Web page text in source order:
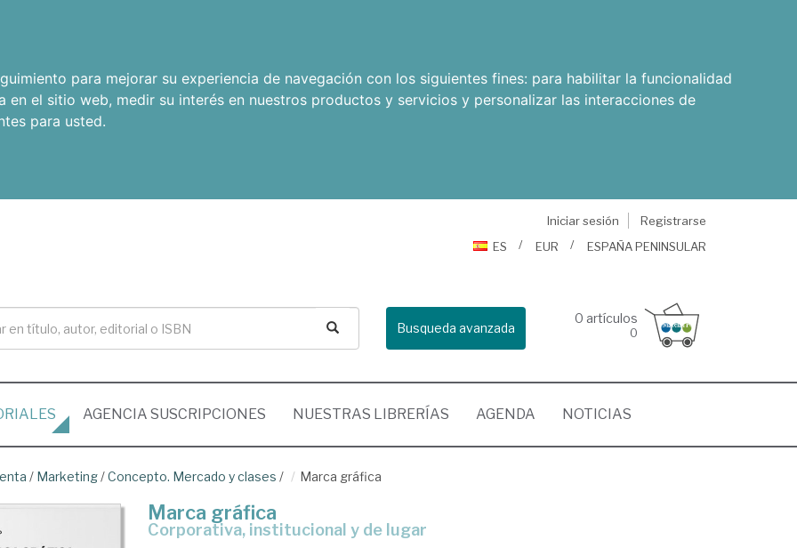
para mejorar su experiencia de navegación con los siguientes fines: para habilitar la funcionalidad
en el sitio web, medir su interés en nuestros productos y servicios y personalizar las interacciones de
para usted.
Iniciar sesión
Registrarse
ES
EUR ESPAÑA PENINSULAR
Busqueda avanzada
0 artículos
0
AGENCIA SUSCRIPCIONES NUESTRAS LIBRERÍAS AGENDA NOTICIAS
/ Marketing/Concepto. Mercado y clases / Marca gráfica
Marca gráfica
corporativa, institucional y de lugar